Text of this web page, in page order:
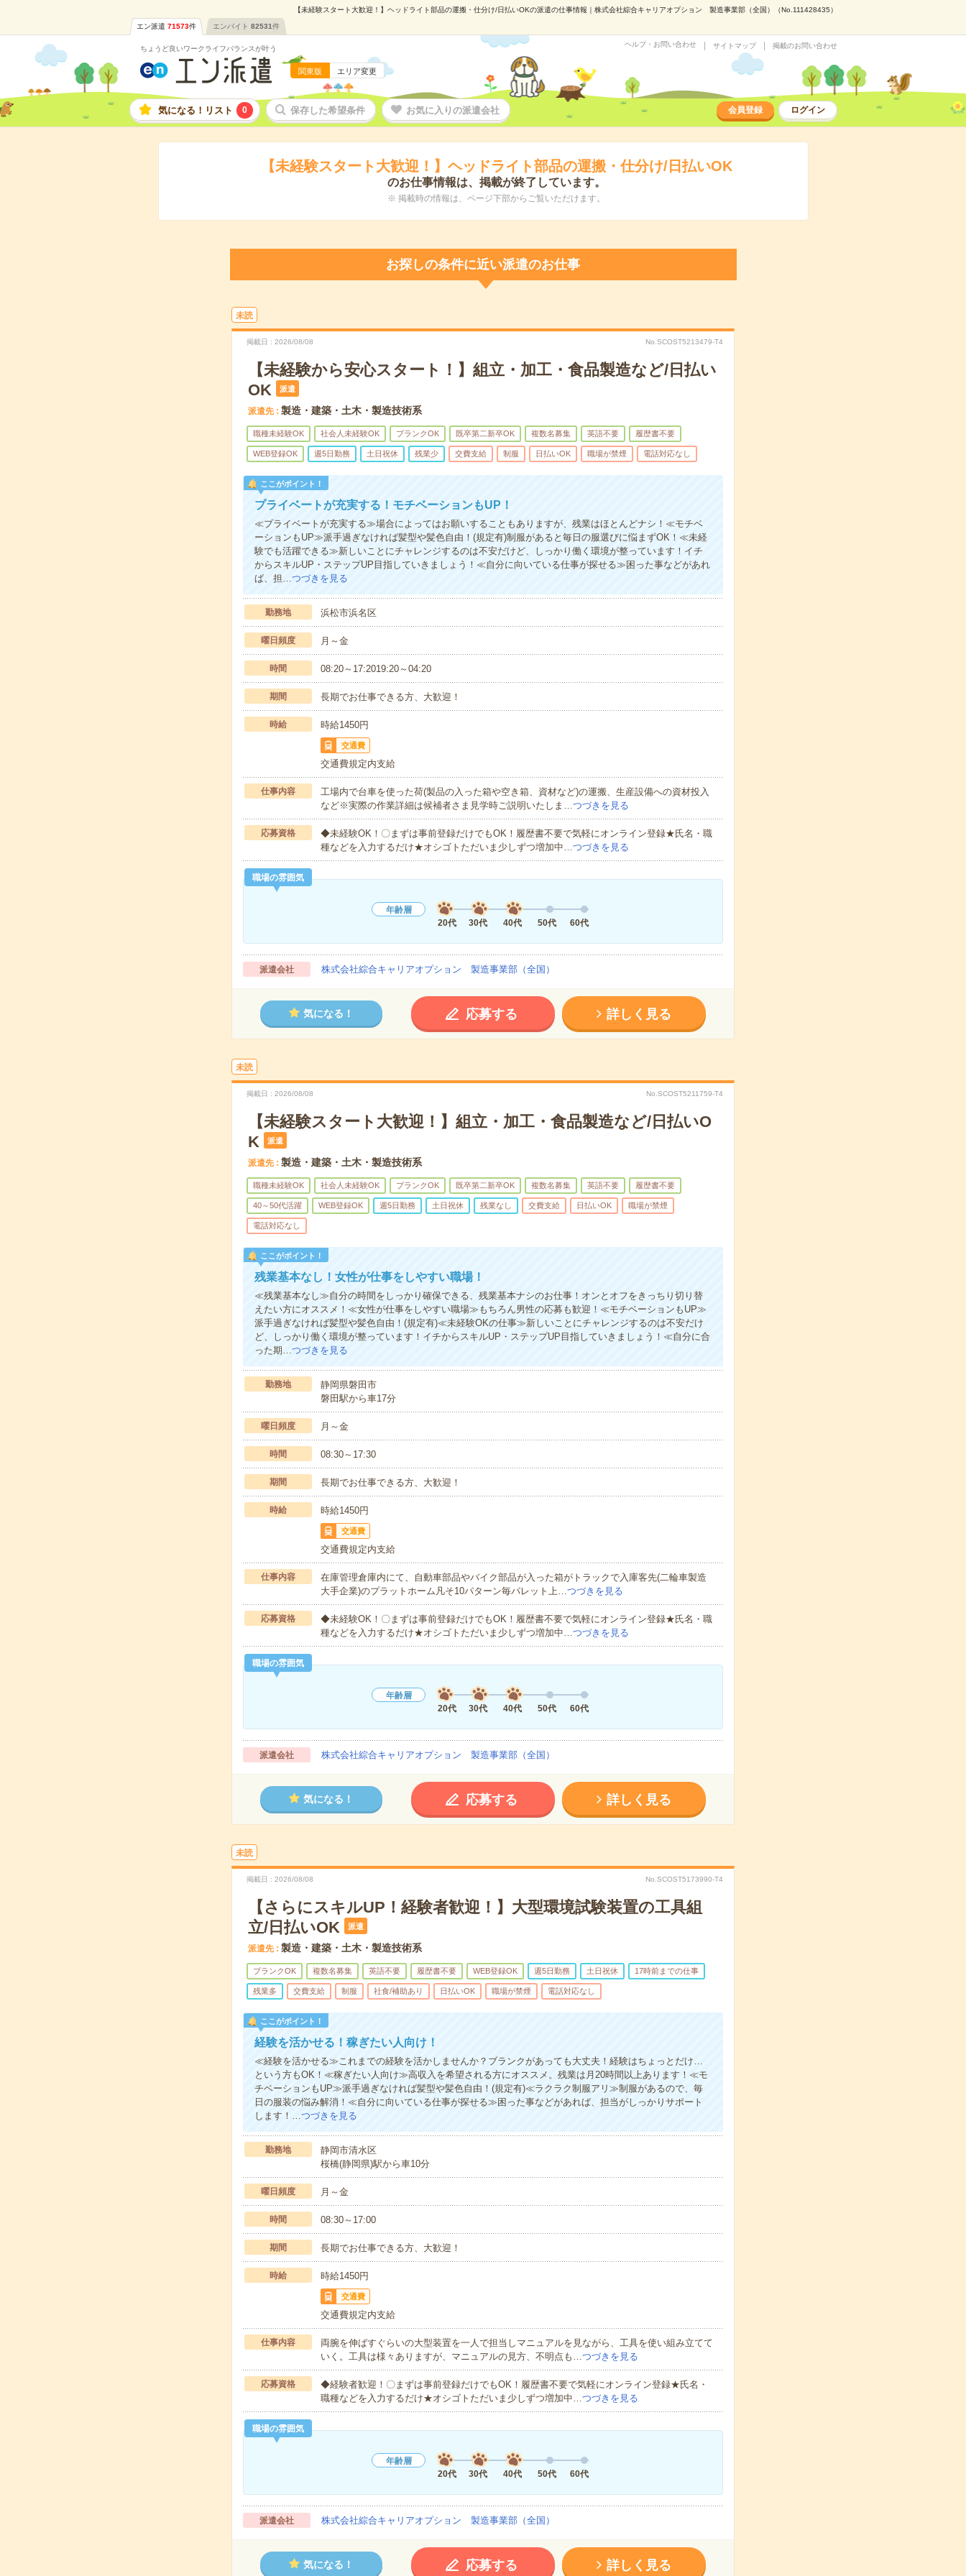
【未経験スタート大歓迎！】ヘッドライト部品の運搬・仕分け/日払いOKの派遣の仕事情報｜株式会社綜合キャリアオプション 製造事業部（全国）（No.111428435）
エン派遣 71573件 エンバイト 82531件
ちょうど良いワークライフバランスが叶う
関東版 エリア変更
ヘルプ・お問い合わせ サイトマップ 掲載のお問い合わせ
気になる！リスト 0 保存した希望条件 お気に入りの派遣会社 会員登録 ログイン
【未経験スタート大歓迎！】ヘッドライト部品の運搬・仕分け/日払いOK
のお仕事情報は、掲載が終了しています。
※ 掲載時の情報は、ページ下部からご覧いただけます。
お探しの条件に近い派遣のお仕事
未読
掲載日 2026/08/08 No.SCOST5213479-T4
【未経験から安心スタート！】組立・加工・食品製造など/日払い
OK
派遣
派遣先 製造・建築・土木・製造技術系
職種未経験OK 社会人未経験OK ブランクOK 既卒第二新卒OK 複数名募集 英語不要 履歴書不要
WEB登録OK 週5日勤務 土日祝休 残業少 交費支給 制服 日払いOK 職場が禁煙 電話対応なし
ここがポイント！
プライベートが充実する！モチベーションもUP！
≪プライベートが充実する≫場合によってはお願いすることもありますが、残業はほとんどナシ！≪モチベ
ーションもUP≫派手過ぎなければ髪型や髪色自由！(規定有)制服があると毎日の服選びに悩まずOK！≪未経
験でも活躍できる≫新しいことにチャレンジするのは不安だけど、しっかり働く環境が整っています！イチ
からスキルUP・ステップUP目指していきましょう！≪自分に向いている仕事が探せる≫困った事などがあれ
ば、担…つづきを見る
勤務地 浜松市浜名区
曜日頻度 月～金
時間 08:20～17:2019:20～04:20
期間 長期でお仕事できる方、大歓迎！
時給 時給1450円
交通費
交通費規定内支給
仕事内容
工場内で台車を使った荷(製品の入った箱や空き箱、資材など)の運搬、生産設備への資材投入
など※実際の作業詳細は候補者さま見学時ご説明いたしま…つづきを見る
応募資格
◆未経験OK！〇まずは事前登録だけでもOK！履歴書不要で気軽にオンライン登録★氏名・職
種などを入力するだけ★オシゴトただいま少しずつ増加中…つづきを見る
職場の雰囲気
年齢層
20代
30代 40代 50代 60代
派遣会社 株式会社綜合キャリアオプション 製造事業部（全国）
気になる！ 応募する 詳しく見る
未読
掲載日 2026/08/08 No.SCOST5211759-T4
【未経験スタート大歓迎！】組立・加工・食品製造など/日払いO
K
派遣
派遣先 製造・建築・土木・製造技術系
職種未経験OK 社会人未経験OK ブランクOK 既卒第二新卒OK 複数名募集 英語不要 履歴書不要
40～50代活躍 WEB登録OK 週5日勤務 土日祝休 残業なし 交費支給 日払いOK 職場が禁煙
電話対応なし
ここがポイント！
残業基本なし！女性が仕事をしやすい職場！
≪残業基本なし≫自分の時間をしっかり確保できる、残業基本ナシのお仕事！オンとオフをきっちり切り替
えたい方にオススメ！≪女性が仕事をしやすい職場≫もちろん男性の応募も歓迎！≪モチベーションもUP≫
派手過ぎなければ髪型や髪色自由！(規定有)≪未経験OKの仕事≫新しいことにチャレンジするのは不安だけ
ど、しっかり働く環境が整っています！イチからスキルUP・ステップUP目指していきましょう！≪自分に合
った期…つづきを見る
勤務地
静岡県磐田市
磐田駅から車17分
曜日頻度 月～金
時間 08:30～17:30
期間 長期でお仕事できる方、大歓迎！
時給 時給1450円
交通費
交通費規定内支給
仕事内容
在庫管理倉庫内にて、自動車部品やバイク部品が入った箱がトラックで入庫客先(二輪車製造
大手企業)のプラットホーム凡そ10パターン毎パレット上…つづきを見る
応募資格
◆未経験OK！〇まずは事前登録だけでもOK！履歴書不要で気軽にオンライン登録★氏名・職
種などを入力するだけ★オシゴトただいま少しずつ増加中…つづきを見る
職場の雰囲気
年齢層
20代
30代 40代 50代 60代
派遣会社 株式会社綜合キャリアオプション 製造事業部（全国）
気になる！ 応募する 詳しく見る
未読
掲載日 2026/08/08 No.SCOST5173990-T4
【さらにスキルUP！経験者歓迎！】大型環境試験装置の工具組
立/日払いOK
派遣
派遣先 製造・建築・土木・製造技術系
ブランクOK 複数名募集 英語不要 履歴書不要 WEB登録OK 週5日勤務 土日祝休 17時前までの仕事
残業多 交費支給 制服 社食/補助あり 日払いOK 職場が禁煙 電話対応なし
ここがポイント！
経験を活かせる！稼ぎたい人向け！
≪経験を活かせる≫これまでの経験を活かしませんか？ブランクがあっても大丈夫！経験はちょっとだけ…
という方もOK！≪稼ぎたい人向け≫高収入を希望される方にオススメ。残業は月20時間以上あります！≪モ
チベーションもUP≫派手過ぎなければ髪型や髪色自由！(規定有)≪ラクラク制服アリ≫制服があるので、毎
日の服装の悩み解消！≪自分に向いている仕事が探せる≫困った事などがあれば、担当がしっかりサポート
します！…つづきを見る
勤務地
静岡市清水区
桜橋(静岡県)駅から車10分
曜日頻度 月～金
時間 08:30～17:00
期間 長期でお仕事できる方、大歓迎！
時給 時給1450円
交通費
交通費規定内支給
仕事内容
両腕を伸ばすぐらいの大型装置を一人で担当しマニュアルを見ながら、工具を使い組み立てて
いく。工具は様々ありますが、マニュアルの見方、不明点も…つづきを見る
応募資格
◆経験者歓迎！〇まずは事前登録だけでもOK！履歴書不要で気軽にオンライン登録★氏名・
職種などを入力するだけ★オシゴトただいま少しずつ増加中…つづきを見る
職場の雰囲気
年齢層
20代
30代 40代 50代 60代
派遣会社 株式会社綜合キャリアオプション 製造事業部（全国）
気になる！ 応募する 詳しく見る